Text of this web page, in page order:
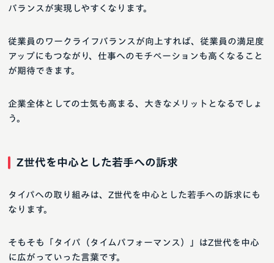
バランスが実現しやすくなります。
従業員のワークライフバランスが向上すれば、従業員の満足度
アップにもつながり、仕事へのモチベーションも高くなること
が期待できます。
企業全体としての士気も高まる、大きなメリットとなるでしょ
う。
Z世代を中心とした若手への訴求
タイパへの取り組みは、Z世代を中心とした若手への訴求にも
なります。
そもそも「タイパ（タイムパフォーマンス）」はZ世代を中心
に広がっていった言葉です。